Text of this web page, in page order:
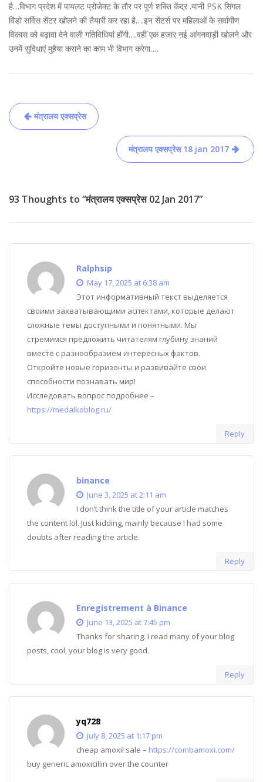
है…विभाग प्रदेश में पायलट प्रोजेक्ट के तौर पर पूर्ण शक्ति केंद्र .यानी PSK सिंगल
विंडो सर्विस सेंटर खोलने की तैयारी कर रहा है….इन सेंटर्स पर महिलाओं के सर्वांगीण
विकास को बढ़ावा देने वाली गतिविधियां होंगी….वहीं एक हजार ऩई आंगनवाड़ी खोलने और
उनमें सुविधाएं मुहैया कराने का काम भी विभाग करेगा….
Post
navigation
मंत्रालय एक्सप्रेस
मंत्रालय एक्सप्रेस 18 jan 2017
93 Thoughts to “मंत्रालय एक्सप्रेस 02 Jan 2017”
Ralphsip
May 17, 2025 at 6:38 am
Этот информативный текст выделяется
своими захватывающими аспектами, которые делают
сложные темы доступными и понятными. Мы
стремимся предложить читателям глубину знаний
вместе с разнообразием интересных фактов.
Откройте новые горизонты и развивайте свои
способности познавать мир!
Исследовать вопрос подробнее –
https://medalkoblog.ru/
Reply
binance
June 3, 2025 at 2:11 am
I don’t think the title of your article matches
the content lol. Just kidding, mainly because I had some
doubts after reading the article.
Reply
Enregistrement à Binance
June 13, 2025 at 7:45 pm
Thanks for sharing. I read many of your blog
posts, cool, your blog is very good.
Reply
yq728
July 8, 2025 at 1:17 pm
cheap amoxil sale – https://combamoxi.com/
buy generic amoxicillin over the counter